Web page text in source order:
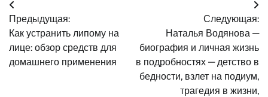
Навигация
по
записям
Предыдущая:
Как устранить липому на
лице: обзор средств для
домашнего применения
Следующая:
Наталья Водянова —
биография и личная жизнь
в подробностях — детство в
бедности, взлет на подиум,
трагедия в жизни,